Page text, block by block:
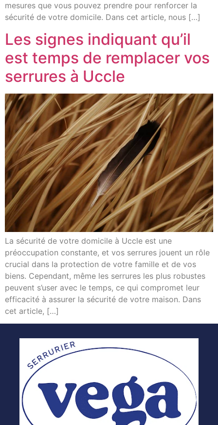
mesures que vous pouvez prendre pour renforcer la
sécurité de votre domicile. Dans cet article, nous […]
Les signes indiquant qu’il
est temps de remplacer vos
serrures à Uccle
La sécurité de votre domicile à Uccle est une
préoccupation constante, et vos serrures jouent un rôle
crucial dans la protection de votre famille et de vos
biens. Cependant, même les serrures les plus robustes
peuvent s’user avec le temps, ce qui compromet leur
efficacité à assurer la sécurité de votre maison. Dans
cet article, […]